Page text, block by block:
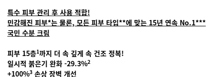
특수 피부 관리 후 사용 적합!
민감해진 피부*는 물론, 모든 피부 타입**에 맞는 15년 연속 No.1***
국민 수분 크림
피부 15층1까지 더 속 깊게 속 건조 정복!
일시적 붉은기 완화 -29.3%2
+100%3 손상 장벽 개선